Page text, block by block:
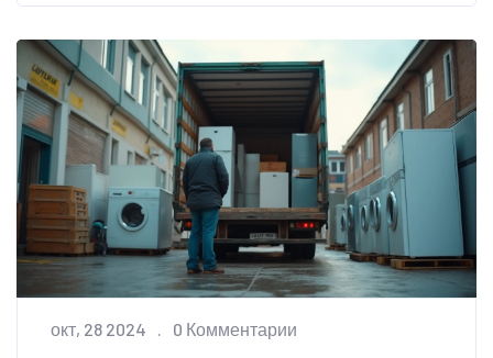
холодильники лёжа, а стиральные
машины без фиксации. Это может
привести к поломке техники. Понимание
базовых принципов перевозки помогает
сэкономить деньги и нервы.
окт, 28 2024 0 Комментарии